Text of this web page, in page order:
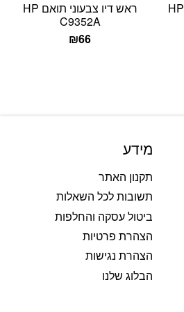
ראש דיו שחור תואם 21-HP
ראש דיו צבעוני תואם HP
C9352A
₪66
מידע
תקנון האתר
תשובות לכל השאלות
ביטול עסקה והחלפות
הצהרת פרטיות
הצהרת נגישות
הבלוג שלנו